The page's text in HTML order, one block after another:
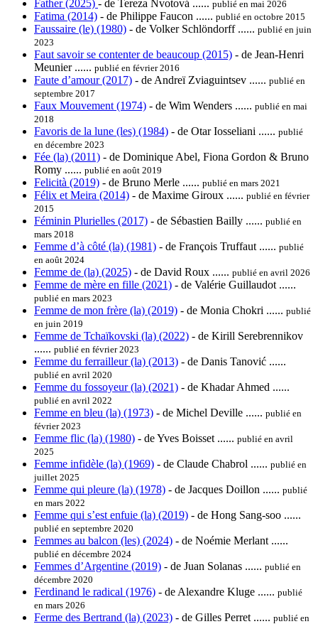
Father (2025) - de Tereza Nvotová ...... publié en mai 2026
Fatima (2014) - de Philippe Faucon ...... publié en octobre 2015
Faussaire (le) (1980) - de Volker Schlöndorff ...... publié en juin
2023
Faut savoir se contenter de beaucoup (2015) - de Jean-Henri
Meunier ...... publié en février 2016
Faute d’amour (2017) - de Andreï Zviaguintsev ...... publié en
septembre 2017
Faux Mouvement (1974) - de Wim Wenders ...... publié en mai
2018
Favoris de la lune (les) (1984) - de Otar Iosseliani ...... publié
en décembre 2023
Fée (la) (2011) - de Dominique Abel, Fiona Gordon & Bruno
Romy ...... publié en août 2019
Felicità (2019) - de Bruno Merle ...... publié en mars 2021
Félix et Meira (2014) - de Maxime Giroux ...... publié en février
2015
Féminin Plurielles (2017) - de Sébastien Bailly ...... publié en
mars 2018
Femme d’à côté (la) (1981) - de François Truffaut ...... publié
en août 2024
Femme de (la) (2025) - de David Roux ...... publié en avril 2026
Femme de mère en fille (2021) - de Valérie Guillaudot ......
publié en mars 2023
Femme de mon frère (la) (2019) - de Monia Chokri ...... publié
en juin 2019
Femme de Tchaïkovski (la) (2022) - de Kirill Serebrennikov
...... publié en février 2023
Femme du ferrailleur (la) (2013) - de Danis Tanović ......
publié en avril 2020
Femme du fossoyeur (la) (2021) - de Khadar Ahmed ......
publié en avril 2022
Femme en bleu (la) (1973) - de Michel Deville ...... publié en
février 2023
Femme flic (la) (1980) - de Yves Boisset ...... publié en avril
2025
Femme infidèle (la) (1969) - de Claude Chabrol ...... publié en
juillet 2025
Femme qui pleure (la) (1978) - de Jacques Doillon ...... publié
en mars 2022
Femme qui s’est enfuie (la) (2019) - de Hong Sang-soo ......
publié en septembre 2020
Femmes au balcon (les) (2024) - de Noémie Merlant ......
publié en décembre 2024
Femmes d’Argentine (2019) - de Juan Solanas ...... publié en
décembre 2020
Ferdinand le radical (1976) - de Alexandre Kluge ...... publié
en mars 2026
Ferme des Bertrand (la) (2023) - de Gilles Perret ...... publié en